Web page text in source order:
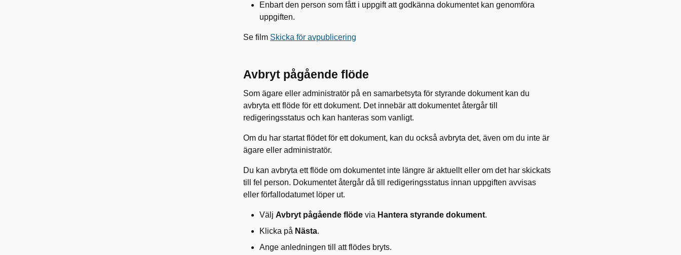
Enbart den person som fått i uppgift att godkänna dokumentet kan genomföra
uppgiften.
Se film Skicka för avpublicering
Avbryt pågående flöde
Som ägare eller administratör på en samarbetsyta för styrande dokument kan du
avbryta ett flöde för ett dokument. Det innebär att dokumentet återgår till
redigeringsstatus och kan hanteras som vanligt.
Om du har startat flödet för ett dokument, kan du också avbryta det, även om du inte är
ägare eller administratör.
Du kan avbryta ett flöde om dokumentet inte längre är aktuellt eller om det har skickats
till fel person. Dokumentet återgår då till redigeringsstatus innan uppgiften avvisas
eller förfallodatumet löper ut.
Välj Avbryt pågående flöde via Hantera styrande dokument.
Klicka på Nästa.
Ange anledningen till att flödes bryts.